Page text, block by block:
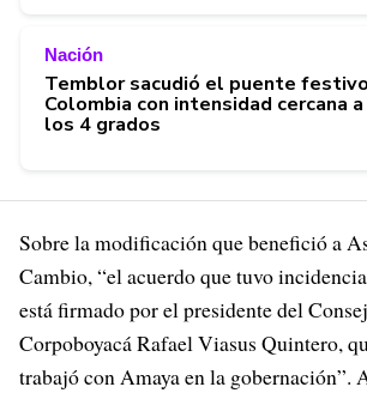
Nación
Temblor sacudió el puente
Colombia con intensidad cercana a
los 4 grados
Sobre la modificación que benefició a
Cambio, “el acuerdo que tuvo
está firmado por el presidente del
Corpoboyacá Rafael Viasus Quintero,
trabajó con Amaya en la gobernación”.